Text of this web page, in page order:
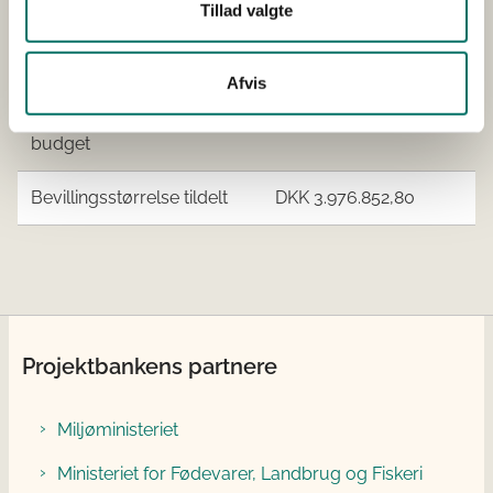
Tillad valgte
Afvis
Øvrige
Københavns
Projektets samlede
budget
DKK 6.628.088,00
Bevillingsstørrelse tildelt DKK 3.976.852,80
Projektbankens partnere
Miljøministeriet
Ministeriet for Fødevarer, Landbrug og Fiskeri